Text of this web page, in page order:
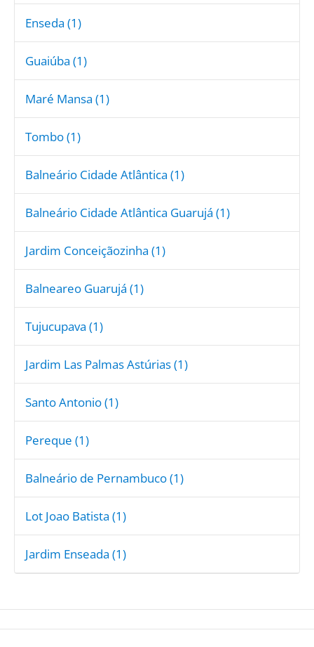
Enseda (1)
Guaiúba (1)
Maré Mansa (1)
Tombo (1)
Balneário Cidade Atlântica (1)
Balneário Cidade Atlântica Guarujá (1)
Jardim Conceiçãozinha (1)
Balneareo Guarujá (1)
Tujucupava (1)
Jardim Las Palmas Astúrias (1)
Santo Antonio (1)
Pereque (1)
Balneário de Pernambuco (1)
Lot Joao Batista (1)
Jardim Enseada (1)